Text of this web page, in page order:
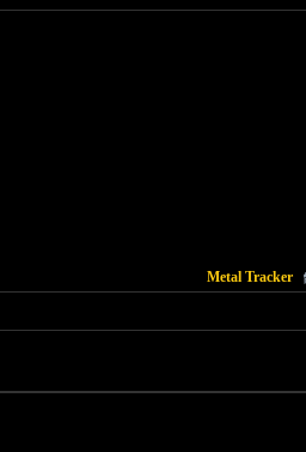
Metal Tracker